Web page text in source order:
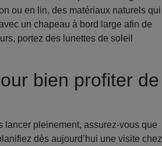
ou en lin, des matériaux naturels qui
un chapeau à bord large afin de
portez des lunettes de soleil
bien profiter de
lancer pleinement, assurez-vous que
dès aujourd’hui une visite chez